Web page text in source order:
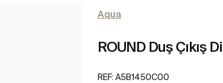
Aqua
ROUND Duş Çıkış
REF: A5B1450C00